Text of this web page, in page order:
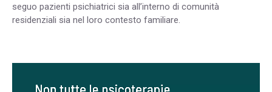
seguo pazienti psichiatrici sia all’interno di comunità
residenziali sia nel loro contesto familiare.